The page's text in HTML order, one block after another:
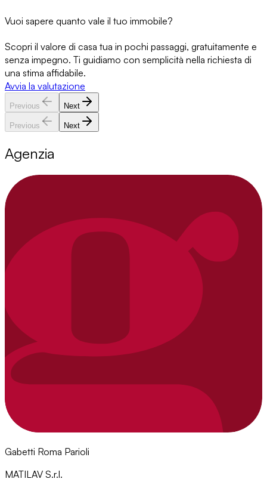
Vuoi sapere quanto vale il tuo immobile?
Scopri il valore di casa tua in pochi passaggi, gratuitamente e
senza impegno. Ti guidiamo con semplicità nella richiesta di
una stima affidabile.
Avvia la valutazione
Previous Next
Previous Next
Agenzia
Gabetti Roma Parioli
MATILAV S.r.l.